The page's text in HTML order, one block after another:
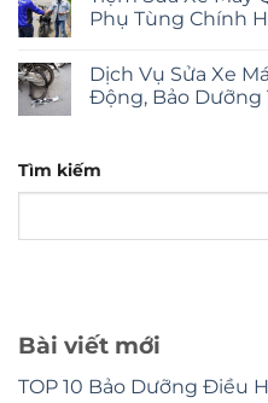
Phụ Tùng Chính
Dịch Vụ Sửa Xe
Động, Bảo Dưỡng
Tìm kiếm
Bài viết mới
TOP 10 Bảo Dưỡng Điều